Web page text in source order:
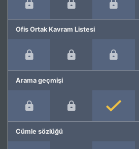
Ofis Ortak Kavram Listesi
Arama geçmişi
Cümle sözlüğü